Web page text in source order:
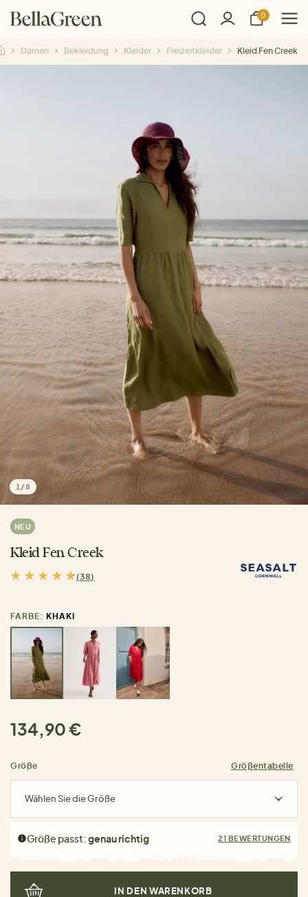
0
Damen Bekleidung Kleider Freizeitkleider Kleid Fen Creek
1 /8
NEU
Kleid Fen Creek
(38)
FARBE: KHAKI
134,90 €
Größe Größentabelle
Wählen Sie die Größe
Größe passt:genau richtig 21 BEWERTUNGEN
IN DEN WARENKORB